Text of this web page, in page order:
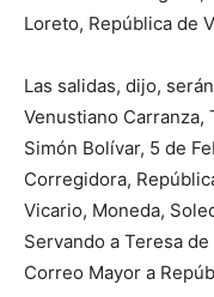
Loreto, República de
Las salidas, dijo,
Venustiano Carranza,
Simón Bolívar, 5 de
Corregidora,
Vicario, Moneda,
Servando a Teresa
Correo Mayor a